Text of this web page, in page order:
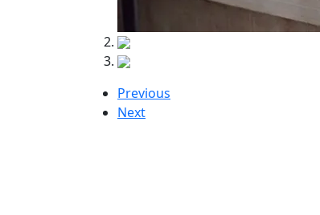
Previous
Next